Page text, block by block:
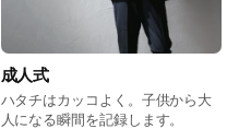
成人式
ハタチはカッコよく。子供から大
人になる瞬間を記録します。